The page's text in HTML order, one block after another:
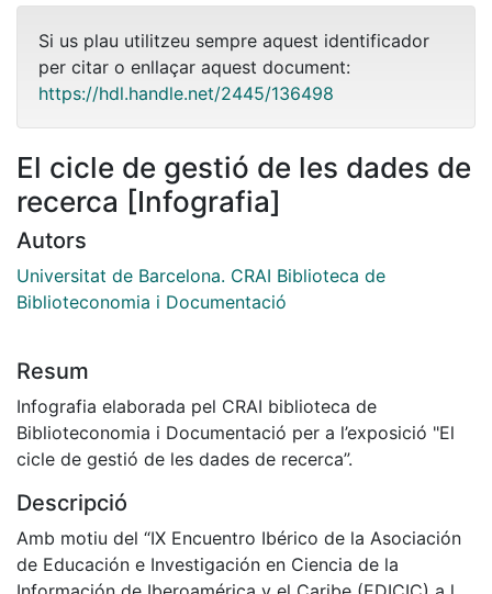
Si us plau utilitzeu sempre aquest identificador
per citar o enllaçar aquest document:
https://hdl.handle.net/2445/136498
El cicle de gestió de les dades de
recerca [Infografia]
Autors
Universitat de Barcelona. CRAI Biblioteca de
Biblioteconomia i Documentació
Resum
Infografia elaborada pel CRAI biblioteca de
Biblioteconomia i Documentació per a l’exposició "El
cicle de gestió de les dades de recerca”.
Descripció
Amb motiu del “IX Encuentro Ibérico de la Asociación
de Educación e Investigación en Ciencia de la